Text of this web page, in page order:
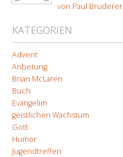
von Paul Bruderer
KATEGORIEN
Advent
Anbetung
Brian McLaren
Buch
Evangelim
geistlichen Wachstum
Gott
Humor
Jugendtreffen